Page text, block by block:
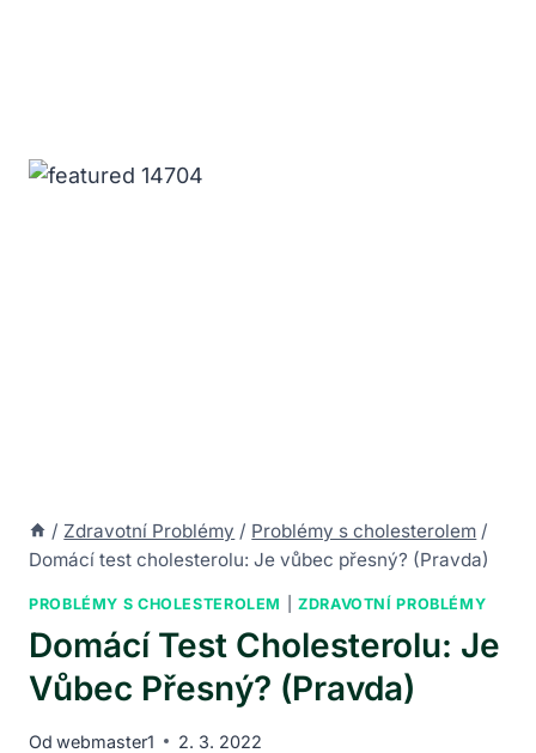
/ Zdravotní Problémy / Problémy s cholesterolem /
Domácí test cholesterolu: Je vůbec přesný? (Pravda)
PROBLÉMY S CHOLESTEROLEM |ZDRAVOTNÍ PROBLÉMY
Domácí Test Cholesterolu: Je
Vůbec Přesný? (Pravda)
Od webmaster1 2. 3. 2022